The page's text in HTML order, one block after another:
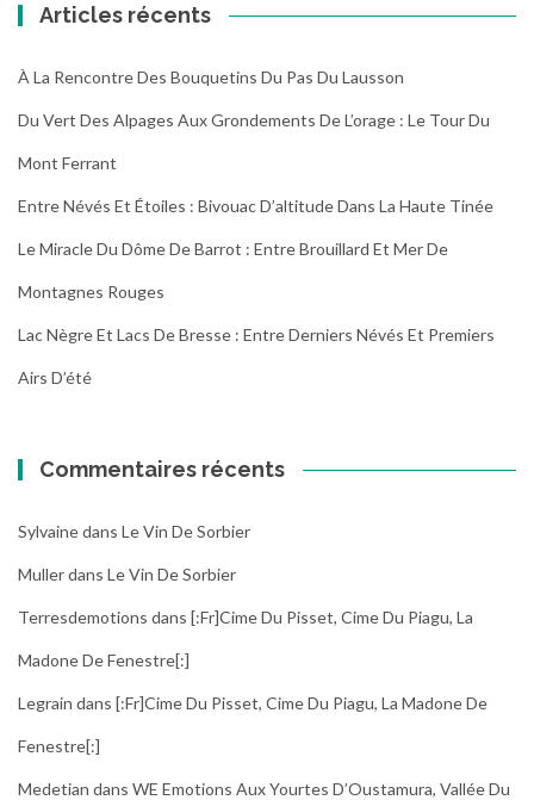
Articles récents
À La Rencontre Des Bouquetins Du Pas Du Lausson
Du Vert Des Alpages Aux Grondements De L’orage : Le Tour Du
Mont Ferrant
Entre Névés Et Étoiles : Bivouac D’altitude Dans La Haute Tinée
Le Miracle Du Dôme De Barrot : Entre Brouillard Et Mer De
Montagnes Rouges
Lac Nègre Et Lacs De Bresse : Entre Derniers Névés Et Premiers
Airs D’été
Commentaires récents
Sylvainedans Le Vin De Sorbier
Mullerdans Le Vin De Sorbier
Terresdemotions dans [:fr]Cime Du Pisset, Cime Du Piagu, La
Madone De Fenestre[:]
Legrain dans [:fr]Cime Du Pisset, Cime Du Piagu, La Madone De
Fenestre[:]
Medetian dans WE Emotions Aux Yourtes D’Oustamura, Vallée Du